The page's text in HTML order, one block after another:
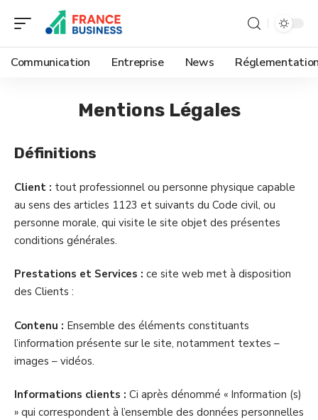
Communication Entreprise News
Mentions Légales
Définitions
Client : tout professionnel ou personne physique capable
au sens des articles 1123 et suivants du Code civil, ou
personne morale, qui visite le site objet des présentes
conditions générales.
Prestations et Services : ce site web met à disposition
des Clients :
Contenu : Ensemble des éléments constituants
l’information présente sur le site, notamment textes –
images – vidéos.
Informations clients : Ci après dénommé « Information (s)
» qui correspondent à l’ensemble des données personnelles